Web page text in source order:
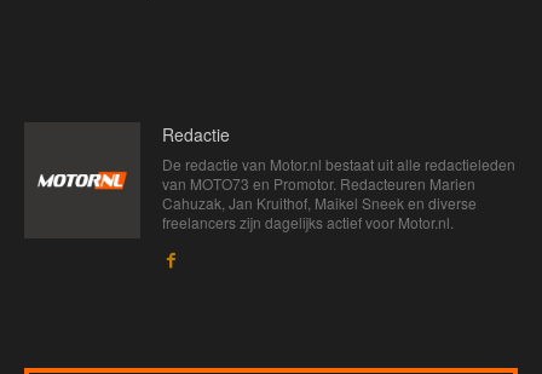
Redactie
De redactie van Motor.nl bestaat uit alle redactieleden
van MOTO73 en Promotor. Redacteuren Marien
Cahuzak, Jan Kruithof, Maikel Sneek en diverse
freelancers zijn dagelijks actief voor Motor.nl.